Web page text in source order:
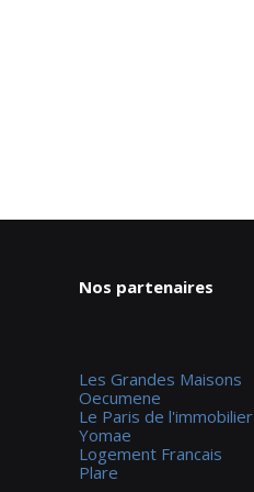
Nos partenaires
Les Grandes Maisons
Oecumene
Le Paris de l'immobilier
Yomae
Logement Francais
Plare